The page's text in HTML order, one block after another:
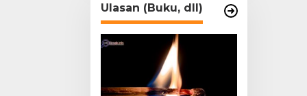
Ulasan (Buku, dll)